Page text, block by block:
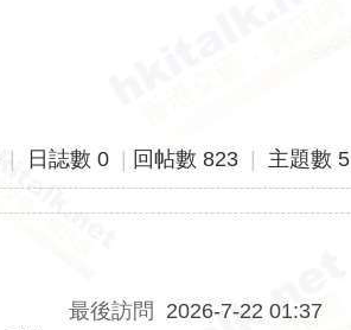
日誌數 0 回帖數 823 主題數 5
最後訪問 2026-7-22 01:37